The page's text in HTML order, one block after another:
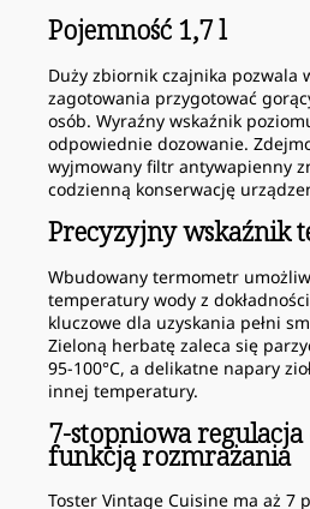
Pojemność 1,7 l
Duży zbiornik czajnika pozwala
zagotowania przygotować
osób. Wyraźny wskaźnik
odpowiednie dozowanie.
wyjmowany filtr antywapienny
codzienną konserwację
Precyzyjny wskaźnik
Wbudowany termometr
temperatury wody z
kluczowe dla uzyskania pełni
Zieloną herbatę zaleca się
95-100°C, a delikatne napary
innej temperatury.
7-stopniowa
funkcją rozmrażania
Toster Vintage Cuisine ma aż 7